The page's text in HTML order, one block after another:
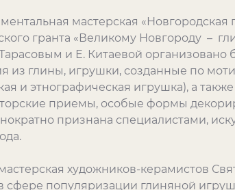
мастерская «Новгородская
гранта «Великому Новгороду –
и Е. Китаевой организовано
из глины, игрушки, созданные по
и этнографическая игрушка), а
приемы, особые формы
признана специалистами,
художников-керамистов
сфере популяризации глиняной